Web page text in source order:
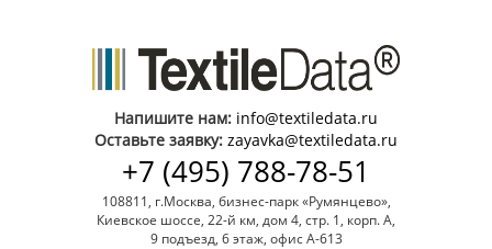
Напишите нам: info@textiledata.ru
Оставьте заявку: zayavka@textiledata.ru
+7 (495) 788-78-51
108811, г.Москва, бизнес-парк «Румянцево»,
Киевское шоссе, 22-й км, дом 4, стр. 1, корп. А,
9 подъезд, 6 этаж, офис А-613